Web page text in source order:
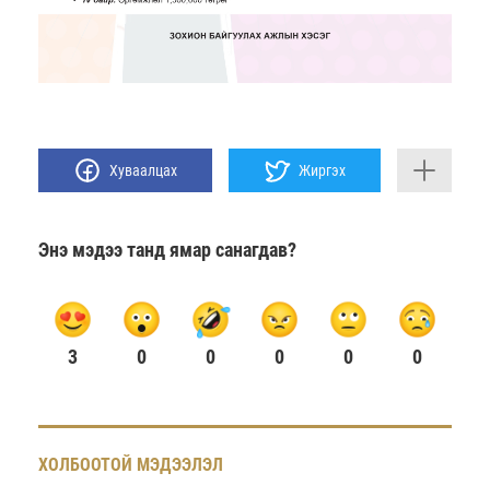
Хуваалцах Жиргэх
Энэ мэдээ танд ямар санагдав?
3 0 0 0 0 0
ХОЛБООТОЙ МЭДЭЭЛЭЛ